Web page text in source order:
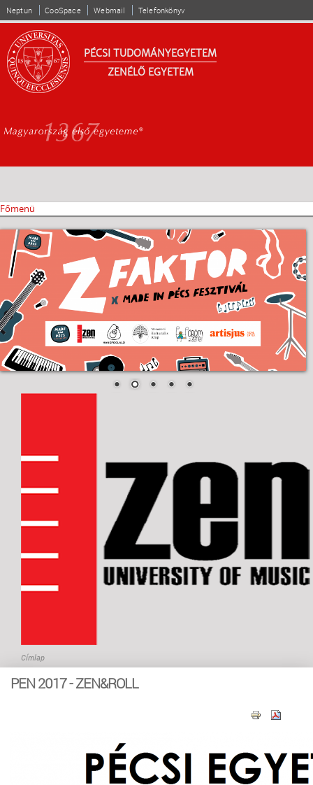
Ugrás a
tartalomra
Neptun CooSpace Webmail Telefonkönyv
PÉCSI TUDOMÁNYEGYETEM
ZENÉLŐ EGYETEM
Főmenü
Jelenlegi hely
Címlap
PEN 2017 - ZEN&ROLL